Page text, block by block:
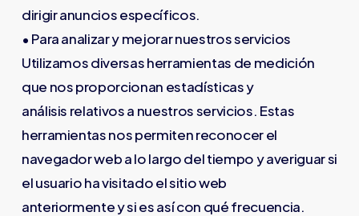
dirigir anuncios específicos.
• Para analizar y mejorar nuestros servicios
Utilizamos diversas herramientas de medición
que nos proporcionan estadísticas y
análisis relativos a nuestros servicios. Estas
herramientas nos permiten reconocer el
navegador web a lo largo del tiempo y averiguar si
el usuario ha visitado el sitio web
anteriormente y si es así con qué frecuencia.